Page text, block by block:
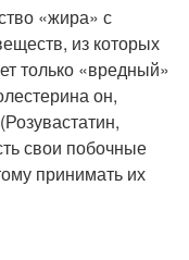
«жира» с
из которых
только «вредный»
он,
свои побочные
принимать их